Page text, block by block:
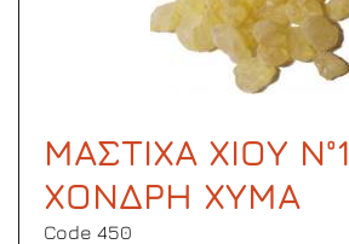
ΜΑΣΤΙΧΑ ΧΙΟΥ Ν°1
ΧΟΝΔΡΗ ΧΥΜΑ
Code 450